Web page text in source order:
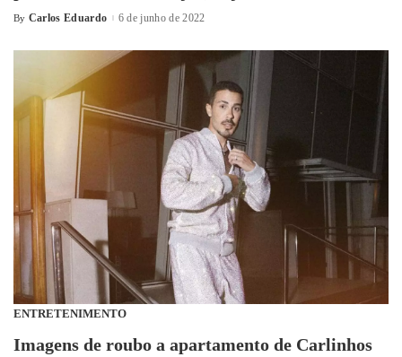
By Carlos Eduardo 6 de junho de 2022
ENTRETENIMENTO
Imagens de roubo a apartamento de Carlinhos